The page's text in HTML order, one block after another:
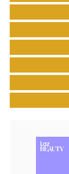
อันดับ 2 ได้แก่
OF
อันดับ 3 ทีม
ติ
https://
https://
https://